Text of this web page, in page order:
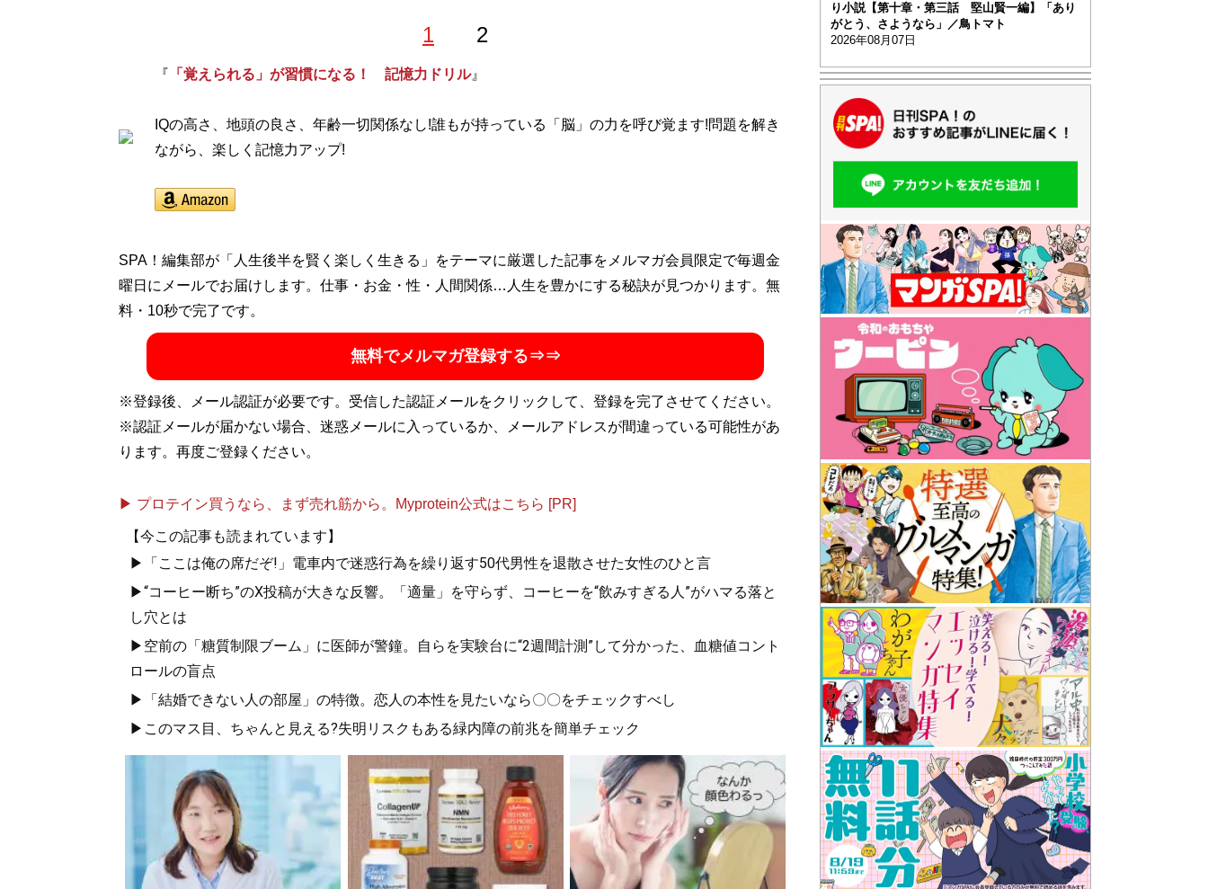
1 2
『 「覚えられる」が習慣になる！ 記憶力ドリル』
IQの高さ、地頭の良さ、年齢一切関係なし!誰もが持っている「脳」の力を呼び覚ます!問題を解き
ながら、楽しく記憶力アップ!
SPA！編集部が「人生後半を賢く楽しく生きる」をテーマに厳選した記事をメルマガ会員限定で毎週金
曜日にメールでお届けします。仕事・お金・性・人間関係…人生を豊かにする秘訣が見つかります。無
料・10秒で完了です。
無料でメルマガ登録する⇒⇒
※登録後、メール認証が必要です。受信した認証メールをクリックして、登録を完了させてください。
※認証メールが届かない場合、迷惑メールに入っているか、メールアドレスが間違っている可能性があ
ります。再度ご登録ください。
▶ プロテイン買うなら、まず売れ筋から。Myprotein公式はこちら [PR]
【今この記事も読まれています】
▶「ここは俺の席だぞ!」電車内で迷惑行為を繰り返す50代男性を退散させた女性のひと言
▶“コーヒー断ち”のX投稿が大きな反響。「適量」を守らず、コーヒーを“飲みすぎる人”がハマる落と
し穴とは
▶空前の「糖質制限ブーム」に医師が警鐘。自らを実験台に“2週間計測”して分かった、血糖値コント
ロールの盲点
▶「結婚できない人の部屋」の特徴。恋人の本性を見たいなら〇〇をチェックすべし
▶このマス目、ちゃんと見える?失明リスクもある緑内障の前兆を簡単チェック
り小説【第十章・第三話 堅山賢一編】「あり
がとう、さようなら」／鳥トマト
2026年08月07日